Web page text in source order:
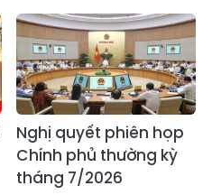
Nghị quyết phiên họp
Chính phủ thường kỳ
tháng 7/2026